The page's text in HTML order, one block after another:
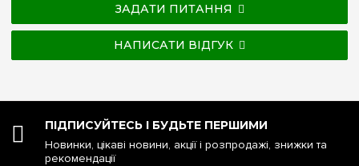
ЗАДАТИ ПИТАННЯ
НАПИСАТИ ВІДГУК
ПІДПИСУЙТЕСЬ І БУДЬТЕ ПЕРШИМИ
Новинки, цікаві новини, акції і розпродажі, знижки та
рекомендації